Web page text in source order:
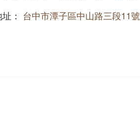
： 台中市潭子區中山路三段11號